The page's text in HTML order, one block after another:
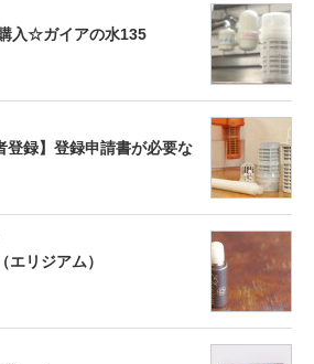
入☆ガイアの水135
登録】登録申請書が必要な
リジアム）